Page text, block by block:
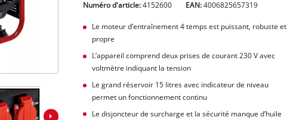
Numéro d'article:4152600 EAN:4006825657319
Le moteur d’entraînement 4 temps est puissant, robuste et
propre
L’appareil comprend deux prises de courant 230 V avec
voltmètre indiquant la tension
Le grand réservoir 15 litres avec indicateur de niveau
permet un fonctionnement continu
Le disjoncteur de surcharge et la sécurité manque d’huile